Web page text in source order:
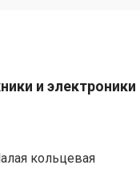
и электроники
кольцевая